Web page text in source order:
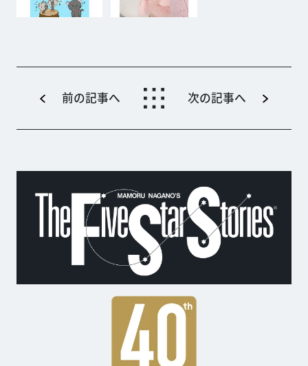
前の記事へ 次の記事へ